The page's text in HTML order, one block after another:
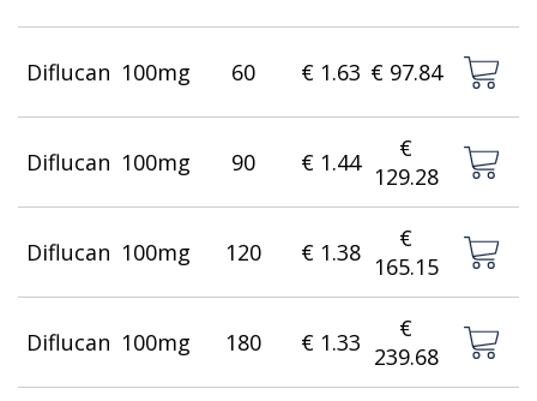
Diflucan 100mg 60 € 1.63 € 97.84
Diflucan 100mg 90 € 1.44
€
129.28
Diflucan 100mg 120 € 1.38
€
165.15
Diflucan 100mg 180 € 1.33
€
239.68